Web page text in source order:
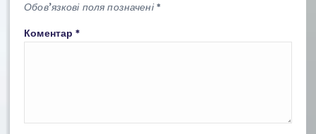
Обов’язкові поля позначені*
Коментар*